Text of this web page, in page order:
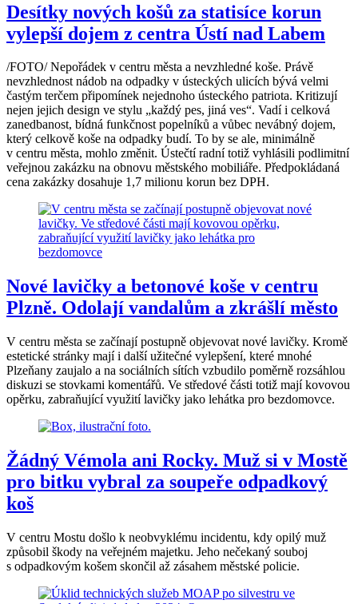
Desítky nových košů za statisíce korun
vylepší dojem z centra Ústí nad Labem
/FOTO/ Nepořádek v centru města a nevzhledné koše. Právě
nevzhlednost nádob na odpadky v ústeckých ulicích bývá velmi
častým terčem připomínek nejednoho ústeckého patriota. Kritizují
nejen jejich design ve stylu „každý pes, jiná ves“. Vadí i celková
zanedbanost, bídná funkčnost popelníků a vůbec nevábný dojem,
který celkově koše na odpadky budí. To by se ale, minimálně
v centru města, mohlo změnit. Ústečtí radní totiž vyhlásili podlimitní
veřejnou zakázku na obnovu městského mobiliáře. Předpokládaná
cena zakázky dosahuje 1,7 milionu korun bez DPH.
Nové lavičky a betonové koše v centru
Plzně. Odolají vandalům a zkrášlí město
V centru města se začínají postupně objevovat nové lavičky. Kromě
estetické stránky mají i další užitečné vylepšení, které mnohé
Plzeňany zaujalo a na sociálních sítích vzbudilo poměrně rozsáhlou
diskuzi se stovkami komentářů. Ve středové části totiž mají kovovou
opěrku, zabraňující využití lavičky jako lehátka pro bezdomovce.
Žádný Vémola ani Rocky. Muž si v Mostě
pro bitku vybral za soupeře odpadkový
koš
V centru Mostu došlo k neobvyklému incidentu, kdy opilý muž
způsobil škody na veřejném majetku. Jeho nečekaný souboj
s odpadkovým košem skončil až zásahem městské policie.